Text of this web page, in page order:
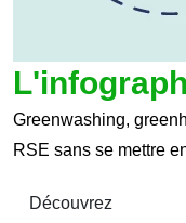
Greenwashing,
RSE sans se mettre
Découvrez